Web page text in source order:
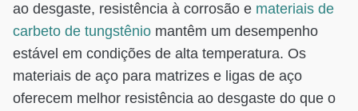
ao desgaste, resistência à corrosão e materiais de
carbeto de tungstênio mantêm um desempenho
estável em condições de alta temperatura. Os
materiais de aço para matrizes e ligas de aço
oferecem melhor resistência ao desgaste do que o